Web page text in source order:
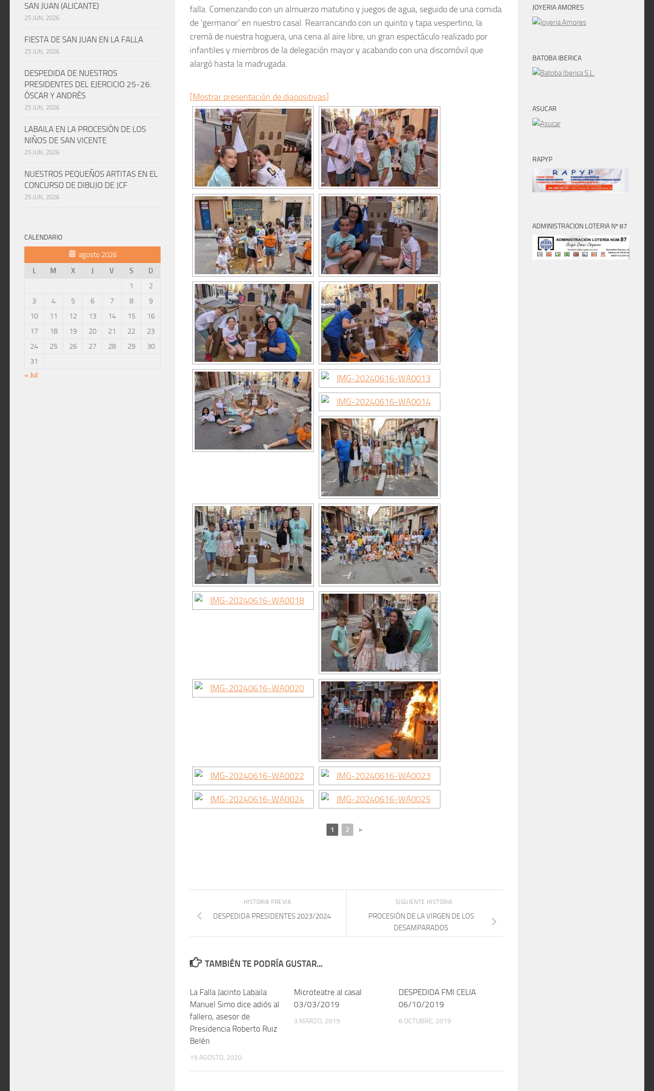
falla. Comenzando con un almuerzo matutino y juegos de agua, seguido de una comida
de ‘germanor’ en nuestro casal. Rearrancando con un quinto y tapa vespertino, la
cremà de nuestra hoguera, una cena al aire libre, un gran espectáculo realizado por
infantiles y miembros de la delegación mayor y acabando con una discomóvil que
alargó hasta la madrugada.
[Mostrar presentación de diapositivas]
1 2 ►
SIGUIENTE HISTORIA
PROCESIÓN DE LA VIRGEN DE LOS
DESAMPARADOS
HISTORIA PREVIA
DESPEDIDA PRESIDENTES 2023/2024
TAMBIÉN TE PODRÍA GUSTAR...
La Falla Jacinto Labaila
Manuel Simo dice adiós al
fallero, asesor de
Presidencia Roberto Ruiz
Belén
19 AGOSTO, 2020
Microteatre al casal
03/03/2019
3 MARZO, 2019
DESPEDIDA FMI CELIA
06/10/2019
6 OCTUBRE, 2019
SAN JUAN (ALICANTE)
25 JUN, 2026
FIESTA DE SAN JUAN EN LA FALLA
25 JUN, 2026
DESPEDIDA DE NUESTROS
PRESIDENTES DEL EJERCICIO 25-26:
ÓSCAR Y ANDRÉS
25 JUN, 2026
LABAILA EN LA PROCESIÓN DE LOS
NIÑOS DE SAN VICENTE
25 JUN, 2026
NUESTROS PEQUEÑOS ARTITAS EN EL
CONCURSO DE DIBUJO DE JCF
25 JUN, 2026
CALENDARIO
agosto 2026
L
M X J V S
D
1
2
3
4 5 6 7 8
9
10
11 12 13 14 15
16
17
18 19 20 21 22
23
24
25 26 27 28 29
30
31
« Jul
JOYERIA AMORES
BATOBA IBERICA
ASUCAR
RAPYP
ADMINISTRACION LOTERIA Nº 87